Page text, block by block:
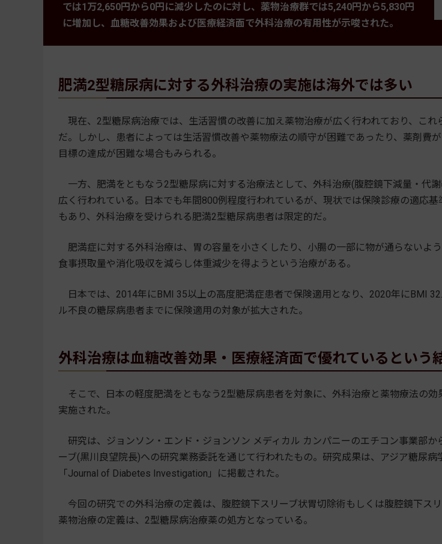
では1万2,650円から0円に減少したのに対し、薬物治療群では5,240円から5,830円
に増加し、血糖改善効果および医療経済面で外科治療の有用性が示唆された。
肥満2型糖尿病に対する外科治療の実施は海外では多い
現在、2型糖尿病治療では、生活習慣の改善に加え薬物治療が広く行われており、これ
だ。しかし、患者によっては生活習慣改善や薬物療法の順守が困難であったり、薬剤費
目標の達成が困難な場合もみられる。
一方、肥満をともなう2型糖尿病に対する治療法として、外科治療(腹腔鏡下減量・代
広く行われている。日本でも年間800例程度行われているが、現状では保険診療の適応基
もあり、外科治療を受けられる肥満2型糖尿病患者は限定的だ。
肥満症に対する外科治療は、胃の容量を小さくしたり、小腸の一部に物が通らないよう
食事摂取量や消化吸収を減らし体重減少を得ようという治療がある。
日本では、2014年にBMI 35以上の高度肥満症患者で保険適用となり、2020年にBMI
ル不良の糖尿病患者までに保険適用の対象が拡大された。
外科治療は血糖改善効果・医療経済面で優れているという
そこで、日本の軽度肥満をともなう2型糖尿病患者を対象に、外科治療と薬物療法の効
実施された。
研究は、ジョンソン・エンド・ジョンソン メディカル カンパニーのエチコン事業部か
ーブ(黒川良望院長)への研究業務委託を通じて行われたもの。研究成果は、アジア糖尿病
「Journal of Diabetes Investigation」に掲載された。
今回の研究での外科治療の定義は、腹腔鏡下スリーブ状胃切除術もしくは腹腔鏡下スリ
薬物治療の定義は、2型糖尿病治療薬の処方となっている。